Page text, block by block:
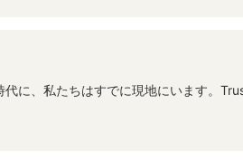
に、私たちはすでに現地にいます。